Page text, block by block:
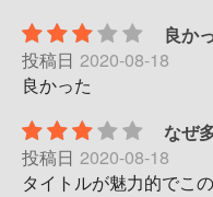
良か
投稿日 2020-08-18
良かった
なぜ
投稿日 2020-08-18
タイトルが魅力的でこ